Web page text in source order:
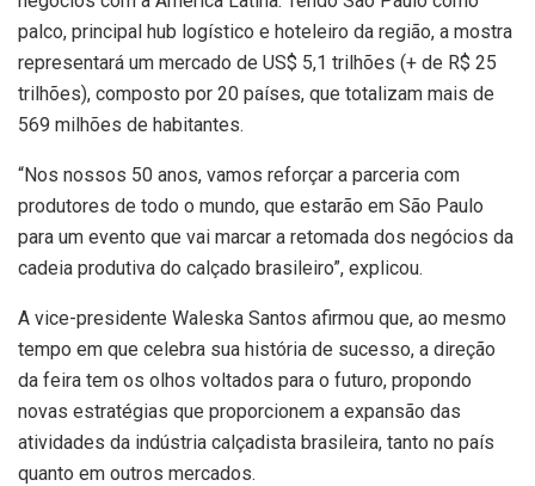
palco, principal hub logístico e hoteleiro da região, a mostra
representará um mercado de US$ 5,1 trilhões (+ de R$ 25
trilhões), composto por 20 países, que totalizam mais de
569 milhões de habitantes.
“Nos nossos 50 anos, vamos reforçar a parceria com
produtores de todo o mundo, que estarão em São Paulo
para um evento que vai marcar a retomada dos negócios da
cadeia produtiva do calçado brasileiro”, explicou.
A vice-presidente Waleska Santos afirmou que, ao mesmo
tempo em que celebra sua história de sucesso, a direção
da feira tem os olhos voltados para o futuro, propondo
novas estratégias que proporcionem a expansão das
atividades da indústria calçadista brasileira, tanto no país
quanto em outros mercados.